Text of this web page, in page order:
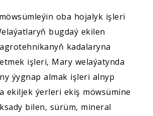
oba hojalyk işleri
bugdaý ekilen
kadalaryna
işleri, Mary welaýatynda
ýygnap almak işleri alnyp
ekiljek ýerleri ekiş möwsümine
bilen, sürüm, mineral